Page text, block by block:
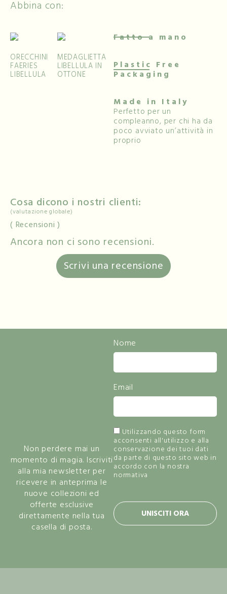
Abbina con:
ORECCHINI
FAERIES
LIBELLULA
MEDAGLIETTA
LIBELLULA IN
OTTONE
Fatto a mano
Plastic Free
Packaging
Made in Italy
Perfetto per un
compleanno, per chi ha da
poco avviato un’attività in
proprio
Cosa dicono i nostri clienti:
(valutazione globale)
Recensioni
Ancora non ci sono recensioni.
Scrivi una recensione
Non perdere mai un
momento di magia. Iscriviti
alla mia newsletter per
ricevere in anteprima le
nuove collezioni ed
offerte esclusive
direttamente nella tua
casella di posta.
Nome
Email
Utilizzando questo form
acconsenti all'utilizzo e alla
conservazione dei tuoi dati
da parte di questo sito web in
accordo con la nostra
normativa
UNISCITI ORA